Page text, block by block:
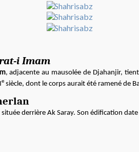
i Imam
, adjacente au mausolée de Djahanjir,
e siècle, dont le corps aurait été ramené de
située derrière Ak Saray. Son édification